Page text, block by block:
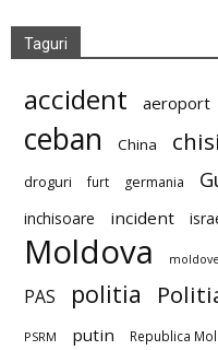
Taguri
accident aeroport
ceban China
droguri furt germania
inchisoare incident
Moldova
PAS politia
PSRM putin Republica